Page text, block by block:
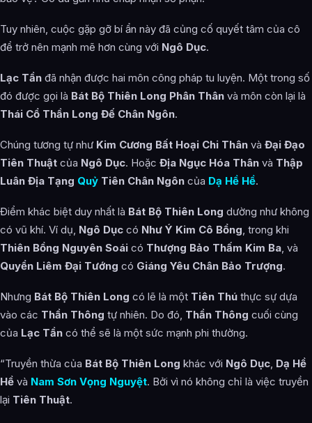
Tuy nhiên, cuộc gặp gỡ bí ẩn này đã củng cố quyết tâm của cô
để trở nên mạnh mẽ hơn cùng với Ngô Dục.
Lạc Tần đã nhận được hai môn công pháp tu luyện. Một trong số
đó được gọi là Bát Bộ Thiên Long Phân Thân và môn còn lại là
Thái Cổ Thần Long Đế Chân Ngôn.
Chúng tương tự như Kim Cương Bất Hoại Chi Thân và Đại Đạo
Tiên Thuật của Ngô Dục. Hoặc Địa Ngục Hóa Thân và Thập
Luân Địa Tạng Quỷ Tiên Chân Ngôn của Dạ Hề Hề.
Điểm khác biệt duy nhất là Bát Bộ Thiên Long dường như không
có vũ khí. Ví dụ, Ngô Dục có Như Ý Kim Cô Bổng, trong khi
Thiên Bồng Nguyên Soái có Thượng Bảo Thấm Kim Ba, và
Quyển Liêm Đại Tướng có Giáng Yêu Chân Bảo Trượng.
Nhưng Bát Bộ Thiên Long có lẽ là một Tiên Thú thực sự dựa
vào các Thần Thông tự nhiên. Do đó, Thần Thông cuối cùng
của Lạc Tần có thể sẽ là một sức mạnh phi thường.
“Truyền thừa của Bát Bộ Thiên Long khác với Ngô Dục, Dạ Hề
Hề và Nam Sơn Vọng Nguyệt. Bởi vì nó không chỉ là việc truyền
lại Tiên Thuật.